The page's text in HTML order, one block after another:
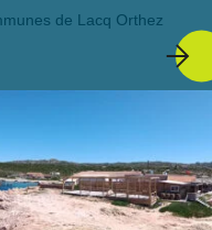
de Lacq Orthez